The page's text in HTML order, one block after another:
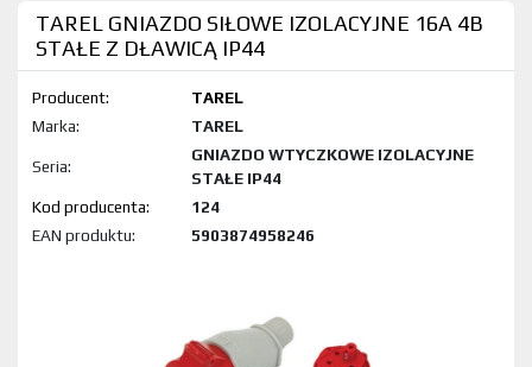
TAREL GNIAZDO SIŁOWE IZOLACYJNE 16A 4B
STAŁE Z DŁAWICĄ IP44
Producent:
TAREL
Marka:
TAREL
Seria:
GNIAZDO WTYCZKOWE IZOLACYJNE
STAŁE IP44
Kod produktu:
124
EAN produktu:
5903874958246